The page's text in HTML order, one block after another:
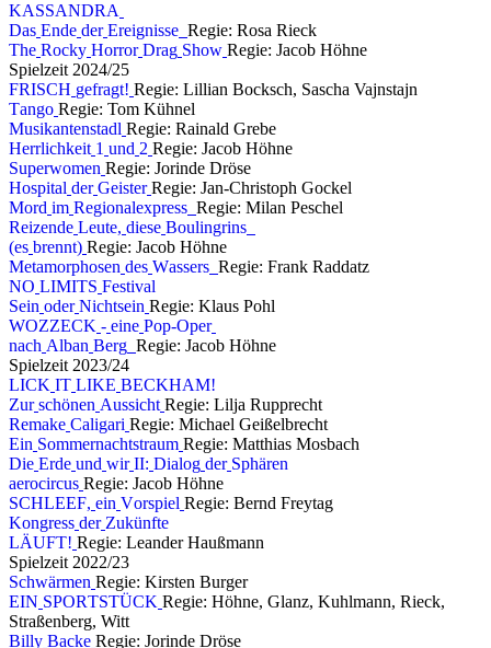
KASSANDRA
Das Ende der Ereignisse Regie: Rosa Rieck
The Rocky Horror Drag Show Regie: Jacob Höhne
Spielzeit 2024/25
FRISCH gefragt! Regie: Lillian Bocksch, Sascha Vajnstajn
Tango Regie: Tom Kühnel
Musikantenstadl Regie: Rainald Grebe
Herrlichkeit 1 und 2 Regie: Jacob Höhne
Superwomen Regie: Jorinde Dröse
Hospital der Geister Regie: Jan-Christoph Gockel
Mord im Regionalexpress Regie: Milan Peschel
Reizende Leute, diese Boulingrins
(es brennt) Regie: Jacob Höhne
Metamorphosen des Wassers Regie: Frank Raddatz
NO LIMITS Festival
Sein oder Nichtsein Regie: Klaus Pohl
WOZZECK - eine Pop-Oper
nach Alban Berg Regie: Jacob Höhne
Spielzeit 2023/24
LICK IT LIKE BECKHAM!
Zur schönen Aussicht Regie: Lilja Rupprecht
Remake Caligari Regie: Michael Geißelbrecht
Ein Sommernachtstraum Regie: Matthias Mosbach
Die Erde und wir II: Dialog der Sphären
aerocircus Regie: Jacob Höhne
SCHLEEF, ein Vorspiel Regie: Bernd Freytag
Kongress der Zukünfte
LÄUFT! Regie: Leander Haußmann
Spielzeit 2022/23
Schwärmen Regie: Kirsten Burger
EIN SPORTSTÜCK Regie: Höhne, Glanz, Kuhlmann, Rieck,
Straßenberg, Witt
Billy Backe Regie: Jorinde Dröse